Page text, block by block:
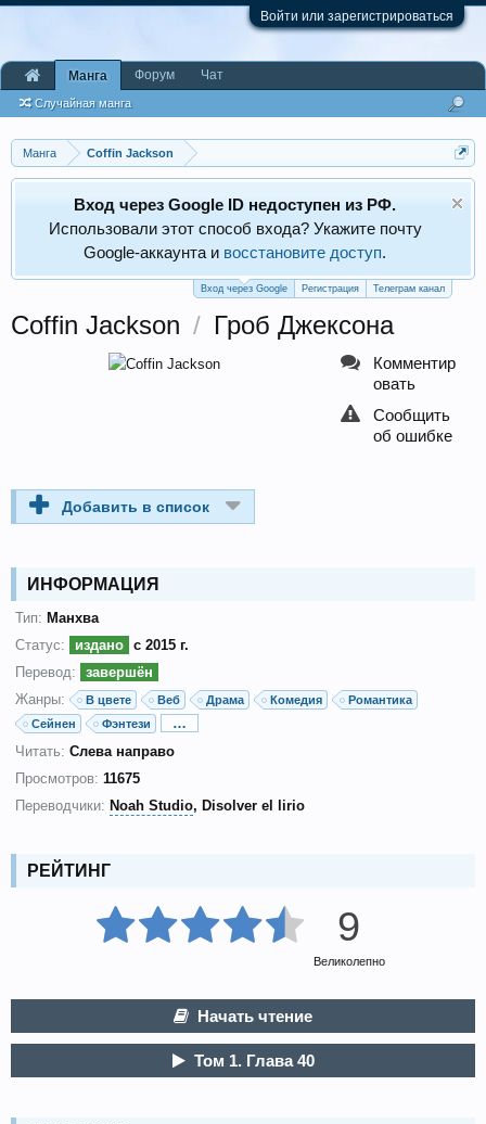
Войти или зарегистрироваться
Манга Coffin Jackson
Вход через Google ID недоступен из РФ.
Использовали этот способ входа? Укажите почту
Google‑аккаунта и восстановите доступ.
Вход через Google Регистрация Телеграм канал
Coffin Jackson / Гроб Джексона
Добавить в список
ИНФОРМАЦИЯ
Тип: Манхва
Статус:
издано с 2015 г.
Перевод:
завершён
Жанры:
В цвете Веб Драма Комедия
Романтика
Сейнен
Фэнтези
…
Читать: Слева направо
Просмотров: 11675
Переводчики: Noah Studio Disolver el lirio
РЕЙТИНГ
9
Великолепно
Начать чтение
Том 1. Глава 40
Манга
Случайная манга
Форум Чат